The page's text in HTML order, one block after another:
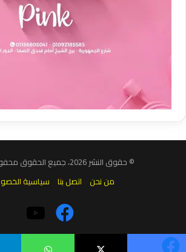
© حقوق النشر 2026، جميع الحقوق محفوظة |
من نحن
اتصل بنا سياسية
فيسبوك